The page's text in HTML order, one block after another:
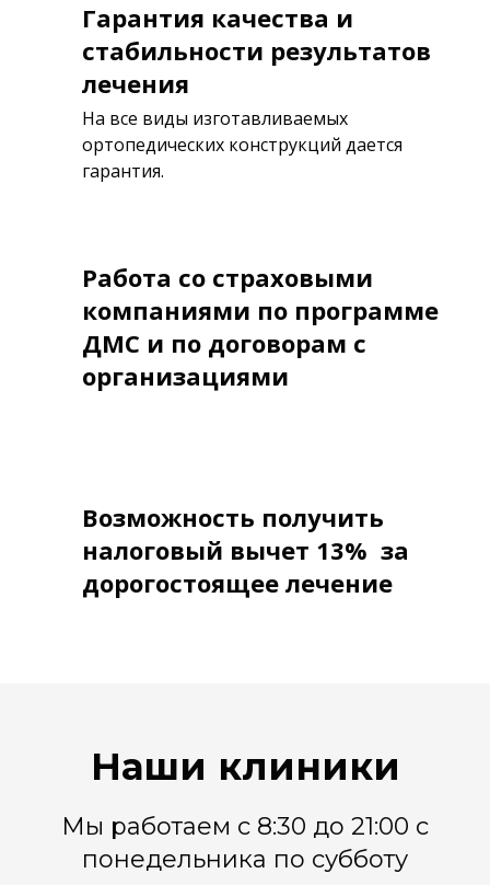
Гарантия качества и
стабильности результатов
лечения
На все виды изготавливаемых
ортопедических конструкций дается
гарантия.
Работа со страховыми
компаниями по программе
ДМС и по договорам с
организациями
Возможность получить
налоговый вычет 13% за
дорогостоящее лечение
Наши клиники
Мы работаем с 8:30 до 21:00 с
понедельника по субботу